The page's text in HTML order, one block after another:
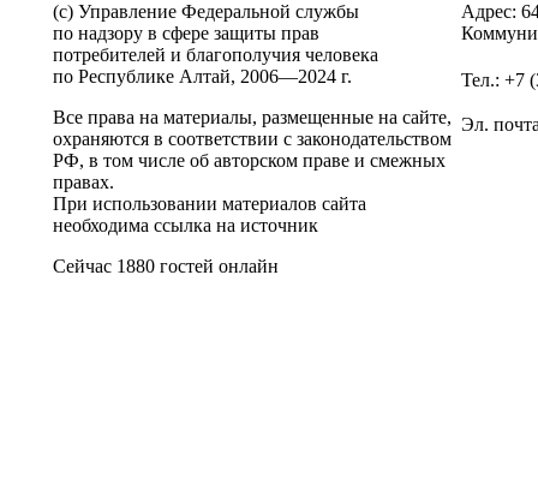
(c) Управление Федеральной службы
по надзору в сфере защиты прав
потребителей и благополучия человека
по Республике Алтай, 2006—2024 г.
Все права на материалы, размещенные на сайте,
охраняются в соответствии с законодательством
РФ, в том числе об авторском праве и смежных
правах.
При использовании материалов сайта
необходима ссылка на источник
Сейчас 1880 гостей онлайн
Адрес:
Тел.: +7
Эл.